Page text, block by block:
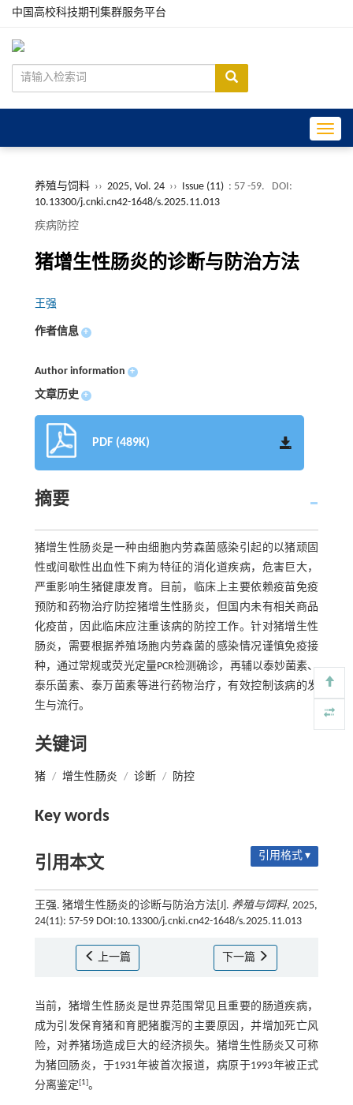
中国高校科技期刊集群服务平台
养殖与饲料 ›› 2025, Vol. 24 ›› Issue (11) : 57 -59.
DOI:
10.13300/j.cnki.cn42-1648/s.2025.11.013
疾病防控
猪增生性肠炎的诊断与防治方法
王强
作者信息 +
Author information +
文章历史 +
PDF (489K)
摘要
猪增生性肠炎是一种由细胞内劳森菌感染引起的以猪顽固
性或间歇性出血性下痢为特征的消化道疾病，危害巨大，
严重影响生猪健康发育。目前，临床上主要依赖疫苗免疫
预防和药物治疗防控猪增生性肠炎，但国内未有相关商品
化疫苗，因此临床应注重该病的防控工作。针对猪增生性
肠炎，需要根据养殖场胞内劳森菌的感染情况谨慎免疫接
种，通过常规或荧光定量PCR检测确诊，再辅以泰妙菌素、
泰乐菌素、泰万菌素等进行药物治疗，有效控制该病的发
生与流行。
关键词
猪 / 增生性肠炎 / 诊断 / 防控
Key words
引用本文 引用格式 ▾
王强. 猪增生性肠炎的诊断与防治方法[J]. 养殖与饲料, 2025,
24(11): 57-59 DOI:10.13300/j.cnki.cn42-1648/s.2025.11.013
上一篇 下一篇
当前，猪增生性肠炎是世界范围常见且重要的肠道疾病，
成为引发保育猪和育肥猪腹泻的主要原因，并增加死亡风
险，对养猪场造成巨大的经济损失。猪增生性肠炎又可称
为猪回肠炎，于1931年被首次报道，病原于1993年被正式
分离鉴定[1]。